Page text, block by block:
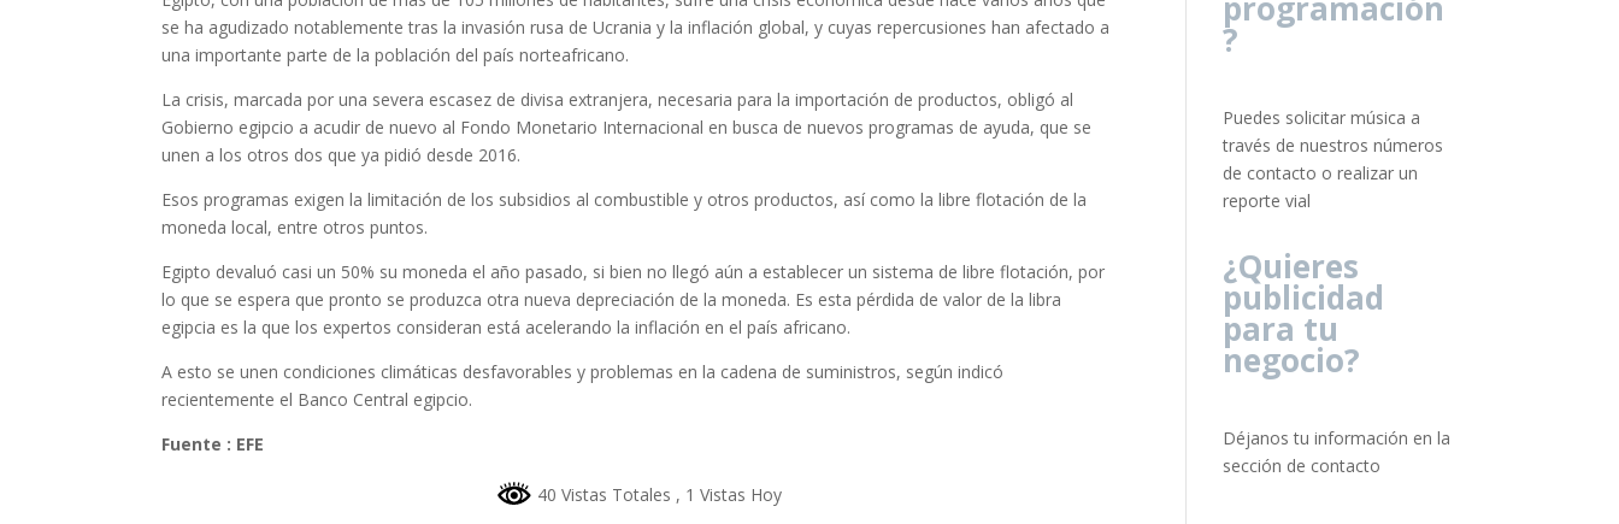
se ha agudizado notablemente tras la invasión rusa de Ucrania y la inflación global, y cuyas repercusiones han afectado a
una importante parte de la población del país norteafricano.
La crisis, marcada por una severa escasez de divisa extranjera, necesaria para la importación de productos, obligó al
Gobierno egipcio a acudir de nuevo al Fondo Monetario Internacional en busca de nuevos programas de ayuda, que se
unen a los otros dos que ya pidió desde 2016.
Esos programas exigen la limitación de los subsidios al combustible y otros productos, así como la libre flotación de la
moneda local, entre otros puntos.
Egipto devaluó casi un 50% su moneda el año pasado, si bien no llegó aún a establecer un sistema de libre flotación, por
lo que se espera que pronto se produzca otra nueva depreciación de la moneda. Es esta pérdida de valor de la libra
egipcia es la que los expertos consideran está acelerando la inflación en el país africano.
A esto se unen condiciones climáticas desfavorables y problemas en la cadena de suministros, según indicó
recientemente el Banco Central egipcio.
Fuente : EFE
40 Vistas Totales , 1 Vistas Hoy
programación
?
Puedes solicitar música a
través de nuestros números
de contacto o realizar un
reporte vial
¿Quieres
publicidad
para tu
negocio?
Déjanos tu información en la
sección de contacto